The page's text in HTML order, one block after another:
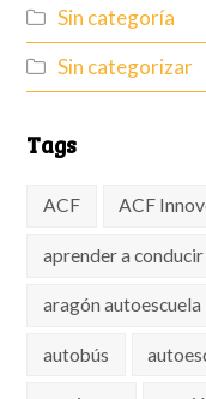
Sin categoría
Sin categorizar
Tags
ACF ACF
aprender a conducir
aragón autoescuela
autobús